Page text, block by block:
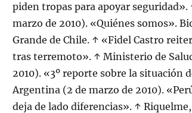
piden tropas para apoyar
marzo de 2010). «Quiénes somos».
Grande de Chile. ↑ «Fidel Castro
tras terremoto». ↑ Ministerio de
2010). «3º reporte sobre la situación
Argentina (2 de marzo de 2010).
deja de lado diferencias». ↑